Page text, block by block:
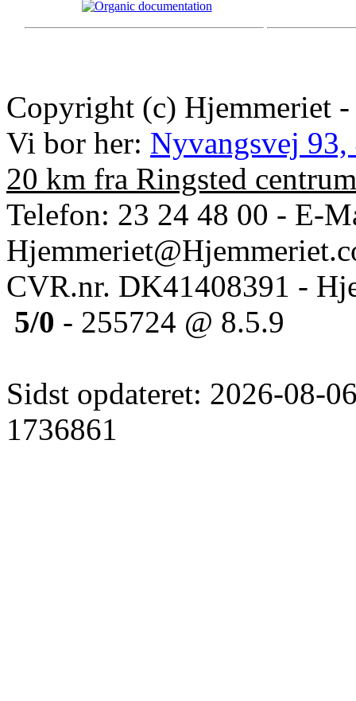
Copyright (c) Hjemmeriet
Vi bor her: Nyvangsvej
20 km fra Ringsted centrum
Telefon: 23 24 48 00 - E-
CVR.nr. DK41408391 -
5/0 - 255724 @ 8.5.9
Sidst opdateret: 2026-08-
1736861